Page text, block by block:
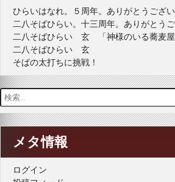
ひらいはなれ。５周年。ありがとうござい
二八そばひらい。十三周年。ありがとうご
二八そばひらい 玄 「神様のいる蕎麦屋
二八そばひらい 玄
そばの太打ちに挑戦！
検
索:
メタ情報
ログイン